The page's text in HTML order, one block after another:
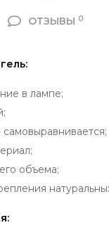
ОТЗЫВЫ 0
в лампе;
объема;